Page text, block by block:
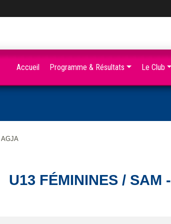
U13 FÉMININES / SAM
Accueil Programme & Résultats Le Club